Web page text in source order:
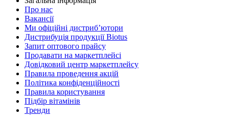
Про нас
Вакансії
Ми офіційні дистриб’ютори
Дистрибуція продукції Biotus
Запит оптового прайсу
Продавати на маркетплейсі
Довідковий центр маркетплейсу
Правила проведення акцій
Політика конфіденційності
Правила користування
Підбір вітамінів
Тренди